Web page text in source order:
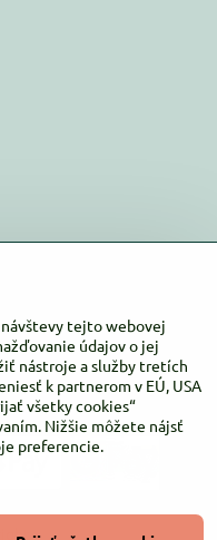
tejto webovej
údajov o jej
nástroje a služby tretích
k partnerom v EÚ, USA
všetky cookies“
Nižšie môžete nájsť
preferencie.